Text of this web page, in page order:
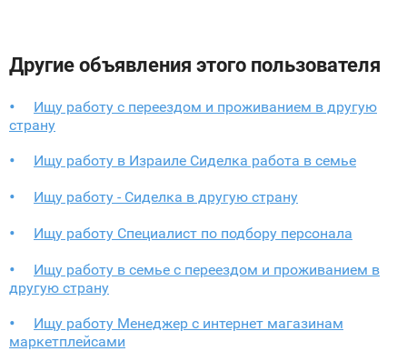
Другие объявления этого пользователя
Ищу работу с переездом и проживанием в другую
страну
Ищу работу в Израиле Сиделка работа в семье
Ищу работу - Сиделка в другую страну
Ищу работу Специалист по подбору персонала
Ищу работу в семье с переездом и проживанием в
другую страну
Ищу работу Менеджер с интернет магазинам
маркетплейсами